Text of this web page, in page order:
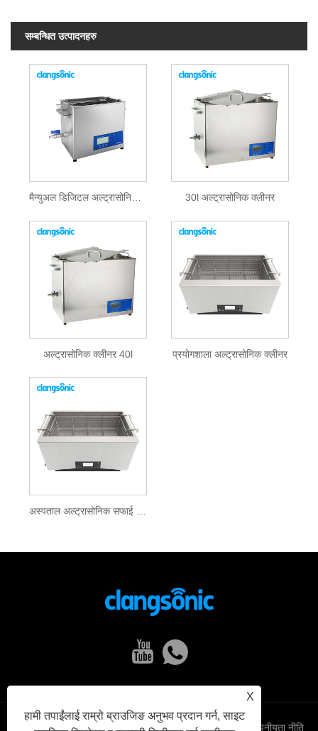
सम्बन्धित उत्पादनहरु
मैन्युअल डिजिटल अल्ट्रासोनिक क्लीनर 30l अल्ट्रासोनिक क्लीनर
अल्ट्रासोनिक क्लीनर 40l प्रयोगशाला अल्ट्रासोनिक क्लीनर
X
हामी तपाईंलाई राम्रो ब्राउजिङ अनुभव प्रदान गर्न, साइट
Links Sitemap RSS XML गोपनीयता नीति